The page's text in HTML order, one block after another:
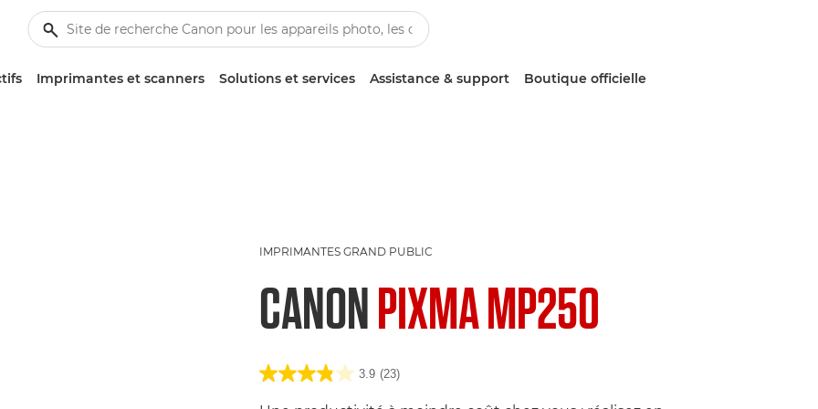
Imprimantes et scanners Solutions et services Assistance & support Boutique officielle
IMPRIMANTES GRAND PUBLIC
CANONPIXMA MP250
3.9 (23)